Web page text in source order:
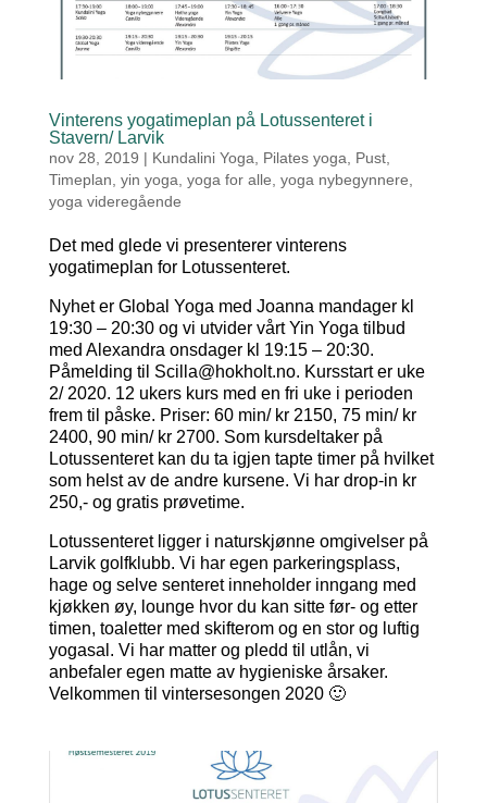
Vinterens yogatimeplan på Lotussenteret i
Stavern/ Larvik
nov 28, 2019 | Kundalini Yoga Pilates yoga Pust,
Timeplan yin yoga yoga for alle yoga nybegynnere
yoga videregående
Det med glede vi presenterer vinterens
yogatimeplan for Lotussenteret.
Nyhet er Global Yoga med Joanna mandager kl
19:30 – 20:30 og vi utvider vårt Yin Yoga tilbud
med Alexandra onsdager kl 19:15 – 20:30.
Påmelding til Scilla@hokholt.no. Kursstart er uke
2/ 2020. 12 ukers kurs med en fri uke i perioden
frem til påske. Priser: 60 min/ kr 2150, 75 min/ kr
2400, 90 min/ kr 2700. Som kursdeltaker på
Lotussenteret kan du ta igjen tapte timer på hvilket
som helst av de andre kursene. Vi har drop-in kr
250,- og gratis prøvetime.
Lotussenteret ligger i naturskjønne omgivelser på
Larvik golfklubb. Vi har egen parkeringsplass,
hage og selve senteret inneholder inngang med
kjøkken øy, lounge hvor du kan sitte før- og etter
timen, toaletter med skifterom og en stor og luftig
yogasal. Vi har matter og pledd til utlån, vi
anbefaler egen matte av hygieniske årsaker.
Velkommen til vintersesongen 2020 🙂